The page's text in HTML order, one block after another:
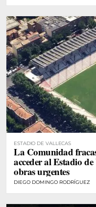
ESTADIO DE VALLECAS
La Comunidad
acceder al Estadio
obras urgentes
DIEGO DOMINGO RODRÍGUEZ